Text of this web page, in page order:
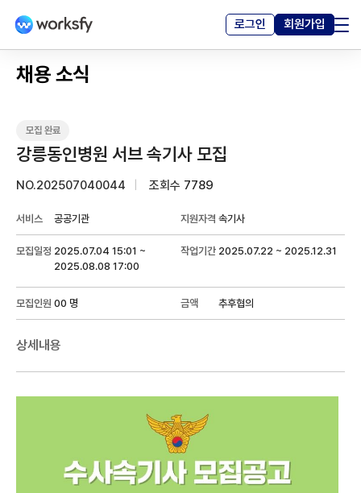
채용 · 프로젝트
커뮤니티
마이페이지
로그인 회원가입
채용 소식
강릉동인병원 서브 속기사 모집
NO.202507040044 조회수 7789
서비스 공공기관
모집일정 2025.07.04 15:01 ~
2025.08.08 17:00
모집인원 00 명
지원자격 속기사
작업기간 2025.07.22 ~ 2025.12.31
금액 추후협의
상세내용